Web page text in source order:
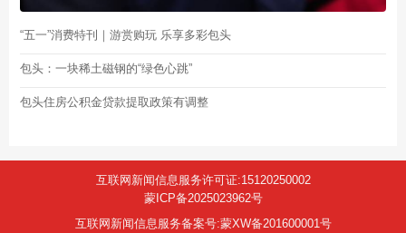
“五一”消费特刊｜游赏购玩 乐享多彩包头
包头：一块稀土磁钢的“绿色心跳”
包头住房公积金贷款提取政策有调整
互联网新闻信息服务许可证:15120250002
蒙ICP备2025023962号
互联网新闻信息服务备案号:蒙XW备201600001号